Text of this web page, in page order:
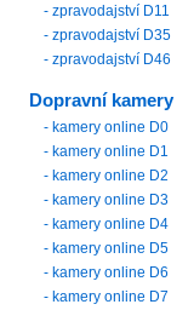
- zpravodajství D11
- zpravodajství D35
- zpravodajství D46
Dopravní kamery
- kamery online D0
- kamery online D1
- kamery online D2
- kamery online D3
- kamery online D4
- kamery online D5
- kamery online D6
- kamery online D7